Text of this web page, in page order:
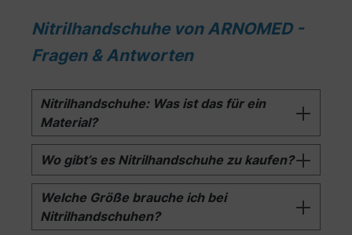
Nitrilhandschuhe von ARNOMED -
Fragen & Antworten
Nitrilhandschuhe: Was ist das für ein
Material?
Wo gibt’s es Nitrilhandschuhe zu kaufen?
Welche Größe brauche ich bei
Nitrilhandschuhen?